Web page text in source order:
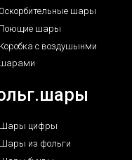
Оскорбительные шары
Поющие шары
Коробка с воздушынми
шарами
Шары цифры
Шары из фольги